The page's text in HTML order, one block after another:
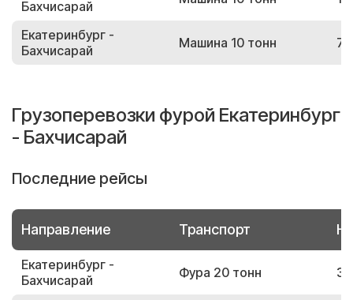
Бахчисарай
Екатеринбург -
Бахчисарай
Машина 10 тонн
Грузоперевозки фурой Екатеринбург
- Бахчисарай
Последние рейсы
Направление Транспорт
Екатеринбург -
Бахчисарай
Фура 20 тонн